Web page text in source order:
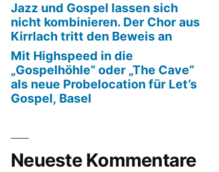
Jazz und Gospel lassen sich
nicht kombinieren. Der Chor aus
Kirrlach tritt den Beweis an
Mit Highspeed in die
„Gospelhöhle“ oder „The Cave“
als neue Probelocation für Let’s
Gospel, Basel
Neueste Kommentare